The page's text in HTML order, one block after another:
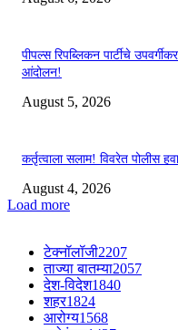
पीपल्स रिपब्लिकन पार्टीचे
आंदोलन!
August 5, 2026
कर्तृत्वाला सलाम! विवरेत पोलीस
August 4, 2026
Load more
टेक्नॉलॉजी2207
ताज्या बातम्या2057
देश-विदेश1840
शहर1824
आरोग्य1568